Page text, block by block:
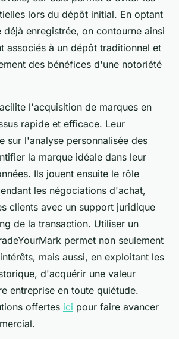
lors du dépôt initial. En optant
déjà enregistrée, on contourne ainsi
associés à un dépôt traditionnel et
des bénéfices d'une notoriété
l'acquisition de marques en
rapide et efficace. Leur
sur l'analyse personnalisée des
la marque idéale dans leur
Ils jouent ensuite le rôle
les négociations d'achat,
clients avec un support juridique
de la transaction. Utiliser un
permet non seulement
mais aussi, en exploitant les
d'acquérir une valeur
entreprise en toute quiétude.
offertes ici pour faire avancer